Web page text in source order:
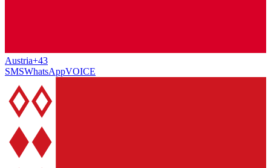
Austria+43
SMSWhatsAppVOICE